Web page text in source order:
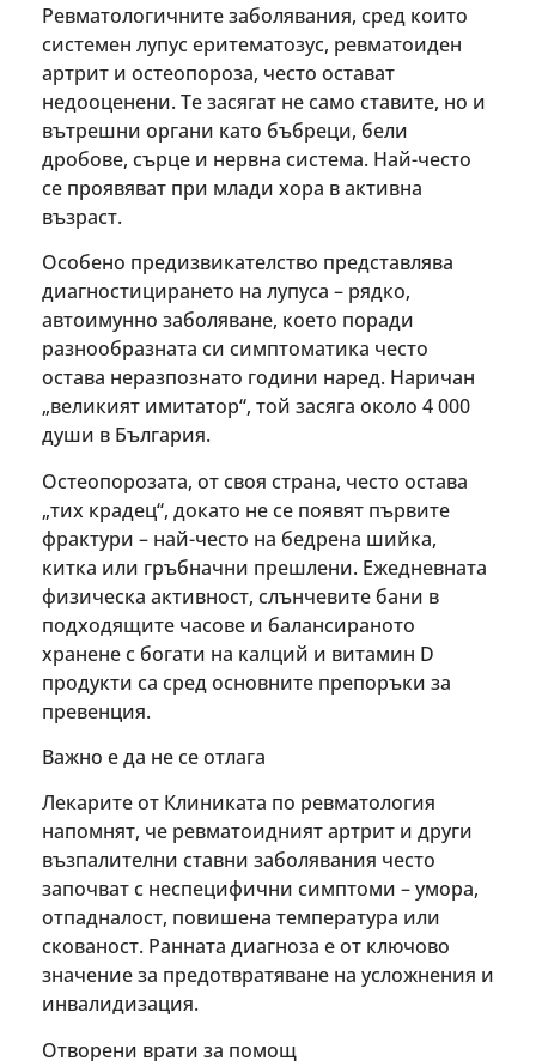
Ревматологичните заболявания, сред които
системен лупус еритематозус, ревматоиден
артрит и остеопороза, често остават
недооценени. Те засягат не само ставите, но и
вътрешни органи като бъбреци, бели
дробове, сърце и нервна система. Най-често
се проявяват при млади хора в активна
възраст.
Особено предизвикателство представлява
диагностицирането на лупуса – рядко,
автоимунно заболяване, което поради
разнообразната си симптоматика често
остава неразпознато години наред. Наричан
„великият имитатор“, той засяга около 4 000
души в България.
Остеопорозата, от своя страна, често остава
„тих крадец“, докато не се появят първите
фрактури – най-често на бедрена шийка,
китка или гръбначни прешлени. Ежедневната
физическа активност, слънчевите бани в
подходящите часове и балансираното
хранене с богати на калций и витамин D
продукти са сред основните препоръки за
превенция.
Важно е да не се отлага
Лекарите от Клиниката по ревматология
напомнят, че ревматоидният артрит и други
възпалителни ставни заболявания често
започват с неспецифични симптоми – умора,
отпадналост, повишена температура или
скованост. Ранната диагноза е от ключово
значение за предотвратяване на усложнения и
инвалидизация.
Отворени врати за помощ